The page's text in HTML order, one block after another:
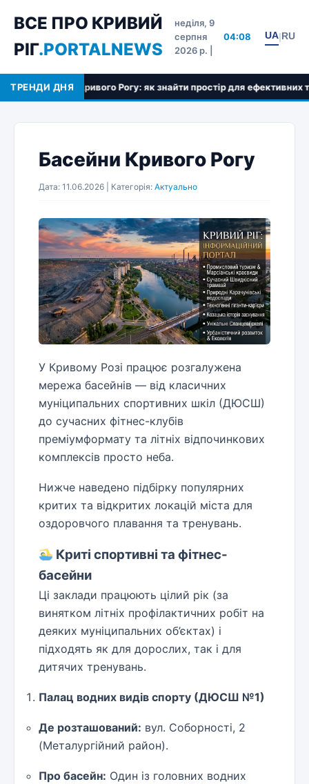
ВСЕ ПРО КРИВИЙ
РІГ.PORTALNEWS
неділя, 9
серпня
2026 р. |
04:08 UA|RU
ТРЕНДИ ДНЯ
зали Кривого Рогу: як знайти простір для ефективних тренувань
Басейни Кривого Рогу
Дата: 11.06.2026 | Категорія: Актуально
У Кривому Розі працює розгалужена
мережа басейнів — від класичних
муніципальних спортивних шкіл (ДЮСШ)
до сучасних фітнес-клубів
преміумформату та літніх відпочинкових
комплексів просто неба.
Нижче наведено підбірку популярних
критих та відкритих локацій міста для
оздоровчого плавання та тренувань.
Криті спортивні та фітнес-
басейни
Ці заклади працюють цілий рік (за
винятком літніх профілактичних робіт на
деяких муніципальних об’єктах) і
підходять як для дорослих, так і для
дитячих тренувань.
Палац водних видів спорту (ДЮСШ №1)
Де розташований: вул. Соборності, 2
(Металургійний район).
Про басейн: Один із головних водних